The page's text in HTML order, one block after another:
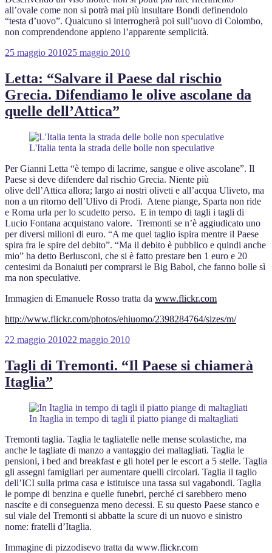
all’ovale come non si potrà mai più insultare Bondi definendolo
“testa d’uovo”. Qualcuno si interrogherà poi sull’uovo di Colombo,
non comprendendone appieno l’apparente semplicità.
Pubblicato
25 maggio 201025 maggio 2010
Letta: “Salvare il Paese dal rischio
Grecia. Difendiamo le olive ascolane da
quelle dell’Attica”
L'Italia tenta la strada delle bolle non speculative
Per Gianni Letta “è tempo di lacrime, sangue e olive ascolane”. Il
Paese si deve difendere dal rischio Grecia. Niente più
olive dell’Attica allora; largo ai nostri oliveti e all’acqua Uliveto, ma
non a un ritorno dell’Ulivo di Prodi. Atene piange, Sparta non ride
e Roma urla per lo scudetto perso. E in tempo di tagli i tagli di
Lucio Fontana acquistano valore. Tremonti se n’è aggiudicato uno
per diversi milioni di euro. “A me quel taglio ispira mentre il Paese
spira fra le spire del debito”. “Ma il debito è pubblico e quindi anche
mio” ha detto Berlusconi, che si è fatto prestare ben 1 euro e 20
centesimi da Bonaiuti per comprarsi le Big Babol, che fanno bolle sì
ma non speculative.
Immagien di Emanuele Rosso tratta da www.flickr.com
http://www.flickr.com/photos/ehiuomo/2398284764/sizes/m/
Pubblicato
22 maggio 201022 maggio 2010
Tagli di Tremonti. “Il Paese si chiamerà
Itaglia”
In Itaglia in tempo di tagli il piatto piange di maltagliati
Tremonti taglia. Taglia le tagliatelle nelle mense scolastiche, ma
anche le tagliate di manzo a vantaggio dei maltagliati. Taglia le
pensioni, i bed and breakfast e gli hotel per le escort a 5 stelle. Taglia
gli assegni famigliari per aumentare quelli circolari. Taglia il taglio
dell’ICI sulla prima casa e istituisce una tassa sui vagabondi. Taglia
le pompe di benzina e quelle funebri, perché ci sarebbero meno
nascite e di conseguenza meno decessi. E su questo Paese stanco e
sul viale del Tremonti si abbatte la scure di un nuovo e sinistro
nome: fratelli d’Itaglia.
Immagine di pizzodisevo tratta da www.flickr.com